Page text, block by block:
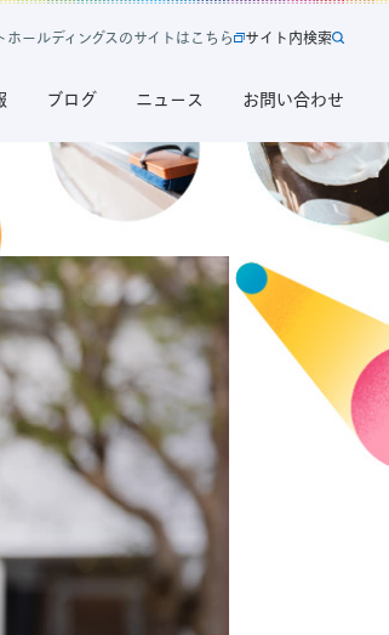
ホールディ ングスのサイ トはこち ら
サ
イ
内
検
サイ ト内検索
ブログ ニュース お問い合わせ